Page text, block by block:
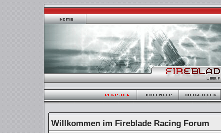
Willkommen im Fireblade Racing Forum